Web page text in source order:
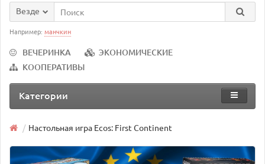
Везде
Например: манчкин
ВЕЧЕРИНКА
ЭКОНОМИЧЕСКИЕ
КООПЕРАТИВЫ
Категории
Настольная игра Ecos: First Continent